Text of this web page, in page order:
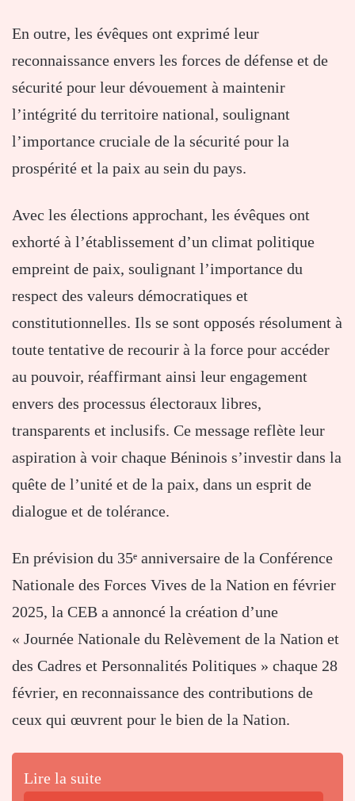
En outre, les évêques ont exprimé leur
reconnaissance envers les forces de défense et de
sécurité pour leur dévouement à maintenir
l’intégrité du territoire national, soulignant
l’importance cruciale de la sécurité pour la
prospérité et la paix au sein du pays.
Avec les élections approchant, les évêques ont
exhorté à l’établissement d’un climat politique
empreint de paix, soulignant l’importance du
respect des valeurs démocratiques et
constitutionnelles. Ils se sont opposés résolument à
toute tentative de recourir à la force pour accéder
au pouvoir, réaffirmant ainsi leur engagement
envers des processus électoraux libres,
transparents et inclusifs. Ce message reflète leur
aspiration à voir chaque Béninois s’investir dans la
quête de l’unité et de la paix, dans un esprit de
dialogue et de tolérance.
En prévision du 35ᵉ anniversaire de la Conférence
Nationale des Forces Vives de la Nation en février
2025, la CEB a annoncé la création d’une
« Journée Nationale du Relèvement de la Nation et
des Cadres et Personnalités Politiques » chaque 28
février, en reconnaissance des contributions de
ceux qui œuvrent pour le bien de la Nation.
Lire la suite